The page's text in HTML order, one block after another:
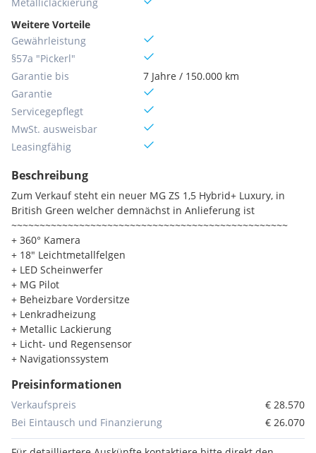
Weitere Vorteile
Gewährleistung
§57a "Pickerl"
Garantie bis
7 Jahre / 150.000 km
Garantie
Servicegepflegt
MwSt. ausweisbar
Leasingfähig
Beschreibung
Zum Verkauf steht ein neuer MG ZS 1,5 Hybrid+ Luxury, in
British Green welcher demnächst in Anlieferung ist
~~~~~~~~~~~~~~~~~~~~~~~~~~~~~~~~~~~~~~~~~~~~~~~~~
+ 360° Kamera
+ 18" Leichtmetallfelgen
+ LED Scheinwerfer
+ MG Pilot
+ Beheizbare Vordersitze
+ Lenkradheizung
+ Metallic Lackierung
+ Licht- und Regensensor
+ Navigationssystem
~~~~~~~~~~~~~~~~~~~~~~~~~~~~~~~~~~~~~~~~~~~~~~~~~
Privatkunden Aktionspreis bei Barkauf: 28.570€ Brutto
Privatkunden Aktionspreis bei Leasing über die Denzel Bank:
Privatkunden Aktionspreis bei Leasing und Versicherung über
Preisinformationen
Verkaufspreis
€ 28.570
Bei Eintausch und Finanzierung
€ 26.070